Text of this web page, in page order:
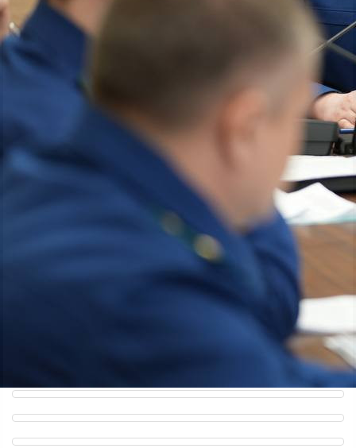
https://t.me/krpronws
https://t.me/krpronws
https://t.me/krpronws